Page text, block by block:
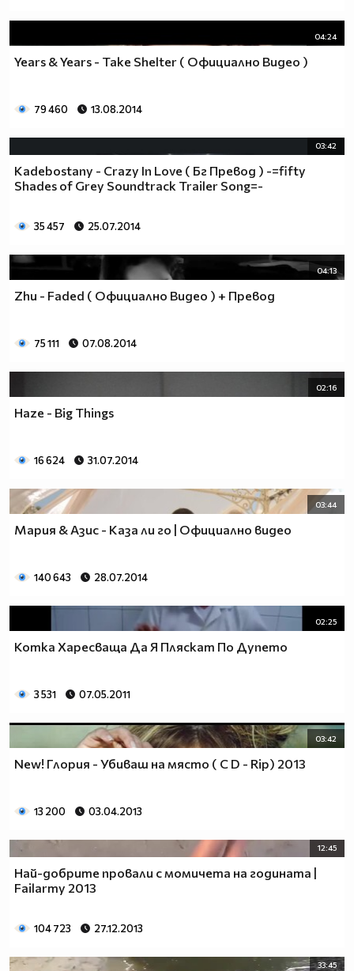
04:24
Years & Years - Take Shelter ( Официално Видео )
79 460 13.08.2014
03:42
Kadebostany - Crazy In Love ( Бг Превод ) -=fifty
Shades of Grey Soundtrack Trailer Song=-
35 457 25.07.2014
04:13
Zhu - Faded ( Официално Видео ) + Превод
75 111 07.08.2014
02:16
Haze - Big Things
16 624 31.07.2014
03:44
Мария & Азис - Каза ли го | Официално видео
140 643 28.07.2014
02:25
Котка Харесваща Да Я Пляскат По Дупето
3 531 07.05.2011
03:42
New! Глория - Убиваш на място ( C D - Rip) 2013
13 200 03.04.2013
12:45
Най-добрите провали с момичета на годината |
Failarmy 2013
104 723 27.12.2013
33:45